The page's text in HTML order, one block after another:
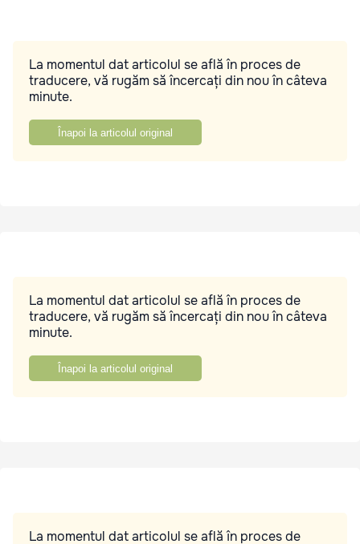
La momentul dat articolul se află în proces de
traducere, vă rugăm să încercați din nou în câteva
minute.
Înapoi la articolul original
La momentul dat articolul se află în proces de
traducere, vă rugăm să încercați din nou în câteva
minute.
Înapoi la articolul original
La momentul dat articolul se află în proces de